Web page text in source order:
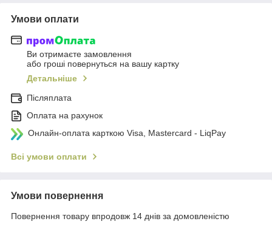
Умови оплати
Ви отримаєте замовлення
або гроші повернуться на вашу картку
Детальніше
Післяплата
Оплата на рахунок
Онлайн-оплата карткою Visa, Mastercard - LiqPay
Всі умови оплати
Умови повернення
Повернення товару впродовж 14 днів за домовленістю